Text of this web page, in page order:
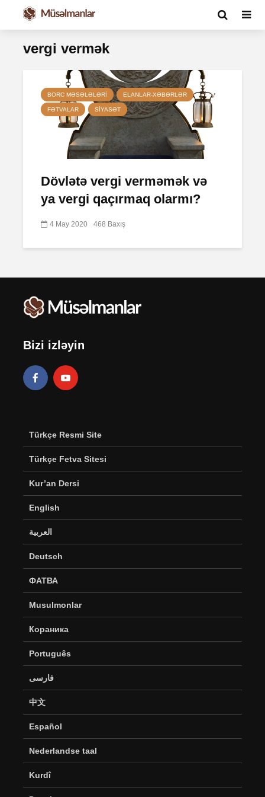
vergi vermək
BORC MƏSƏLƏLƏRI ELANLAR-XƏBƏRLƏR
FƏTVALAR SIYASƏT
Dövlətə vergi verməmək və
ya vergi qaçırmaq olarmı?
4 May 2020 468 Baxış
Bizi izləyin
Türkçe Resmi Site
Türkçe Fetva Sitesi
Kur’an Dersi
English
العربية
Deutsch
ФАТВА
Musulmonlar
Кораника
Português
فارسی
中文
Español
Nederlandse taal
Kurdî